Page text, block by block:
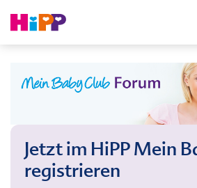
Jetzt im HiPP Mein
registrieren